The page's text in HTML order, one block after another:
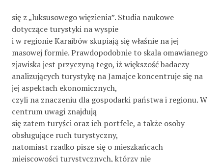
się z „luksusowego więzienia”. Studia naukowe
dotyczące turystyki na wyspie
i w regionie Karaibów skupiają się właśnie na jej
masowej formie. Prawdopodobnie to skala omawianego
zjawiska jest przyczyną tego, iż większość badaczy
analizujących turystykę na Jamajce koncentruje się na
jej aspektach ekonomicznych,
czyli na znaczeniu dla gospodarki państwa i regionu. W
centrum uwagi znajdują
się zatem turyści oraz ich portfele, a także osoby
obsługujące ruch turystyczny,
natomiast rzadko pisze się o mieszkańcach
miejscowości turystycznych, którzy nie